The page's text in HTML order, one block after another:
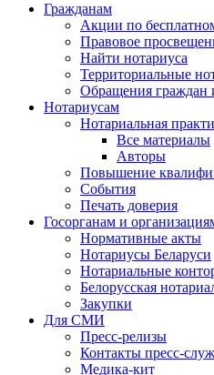
Гражданам
Акции по
Правовое
Найти нотариуса
Территориальные
Обращения граждан
Нотариусам
Нотариальная
Все материалы
Авторы
Повышение
События
Печать доверия
Госорганам и
Нормативные акты
Нотариусы Беларуси
Нотариальные
Белорусская
Закупки
Для СМИ
Пресс-релизы
Контакты пресс-
Медика-кит